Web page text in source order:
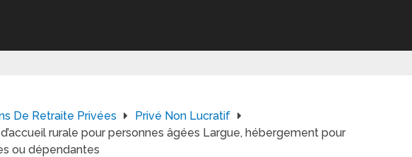
De Retraite Privées
Privé Non Lucratif
rurale pour personnes âgées Largue, hébergement pour
ou dépendantes